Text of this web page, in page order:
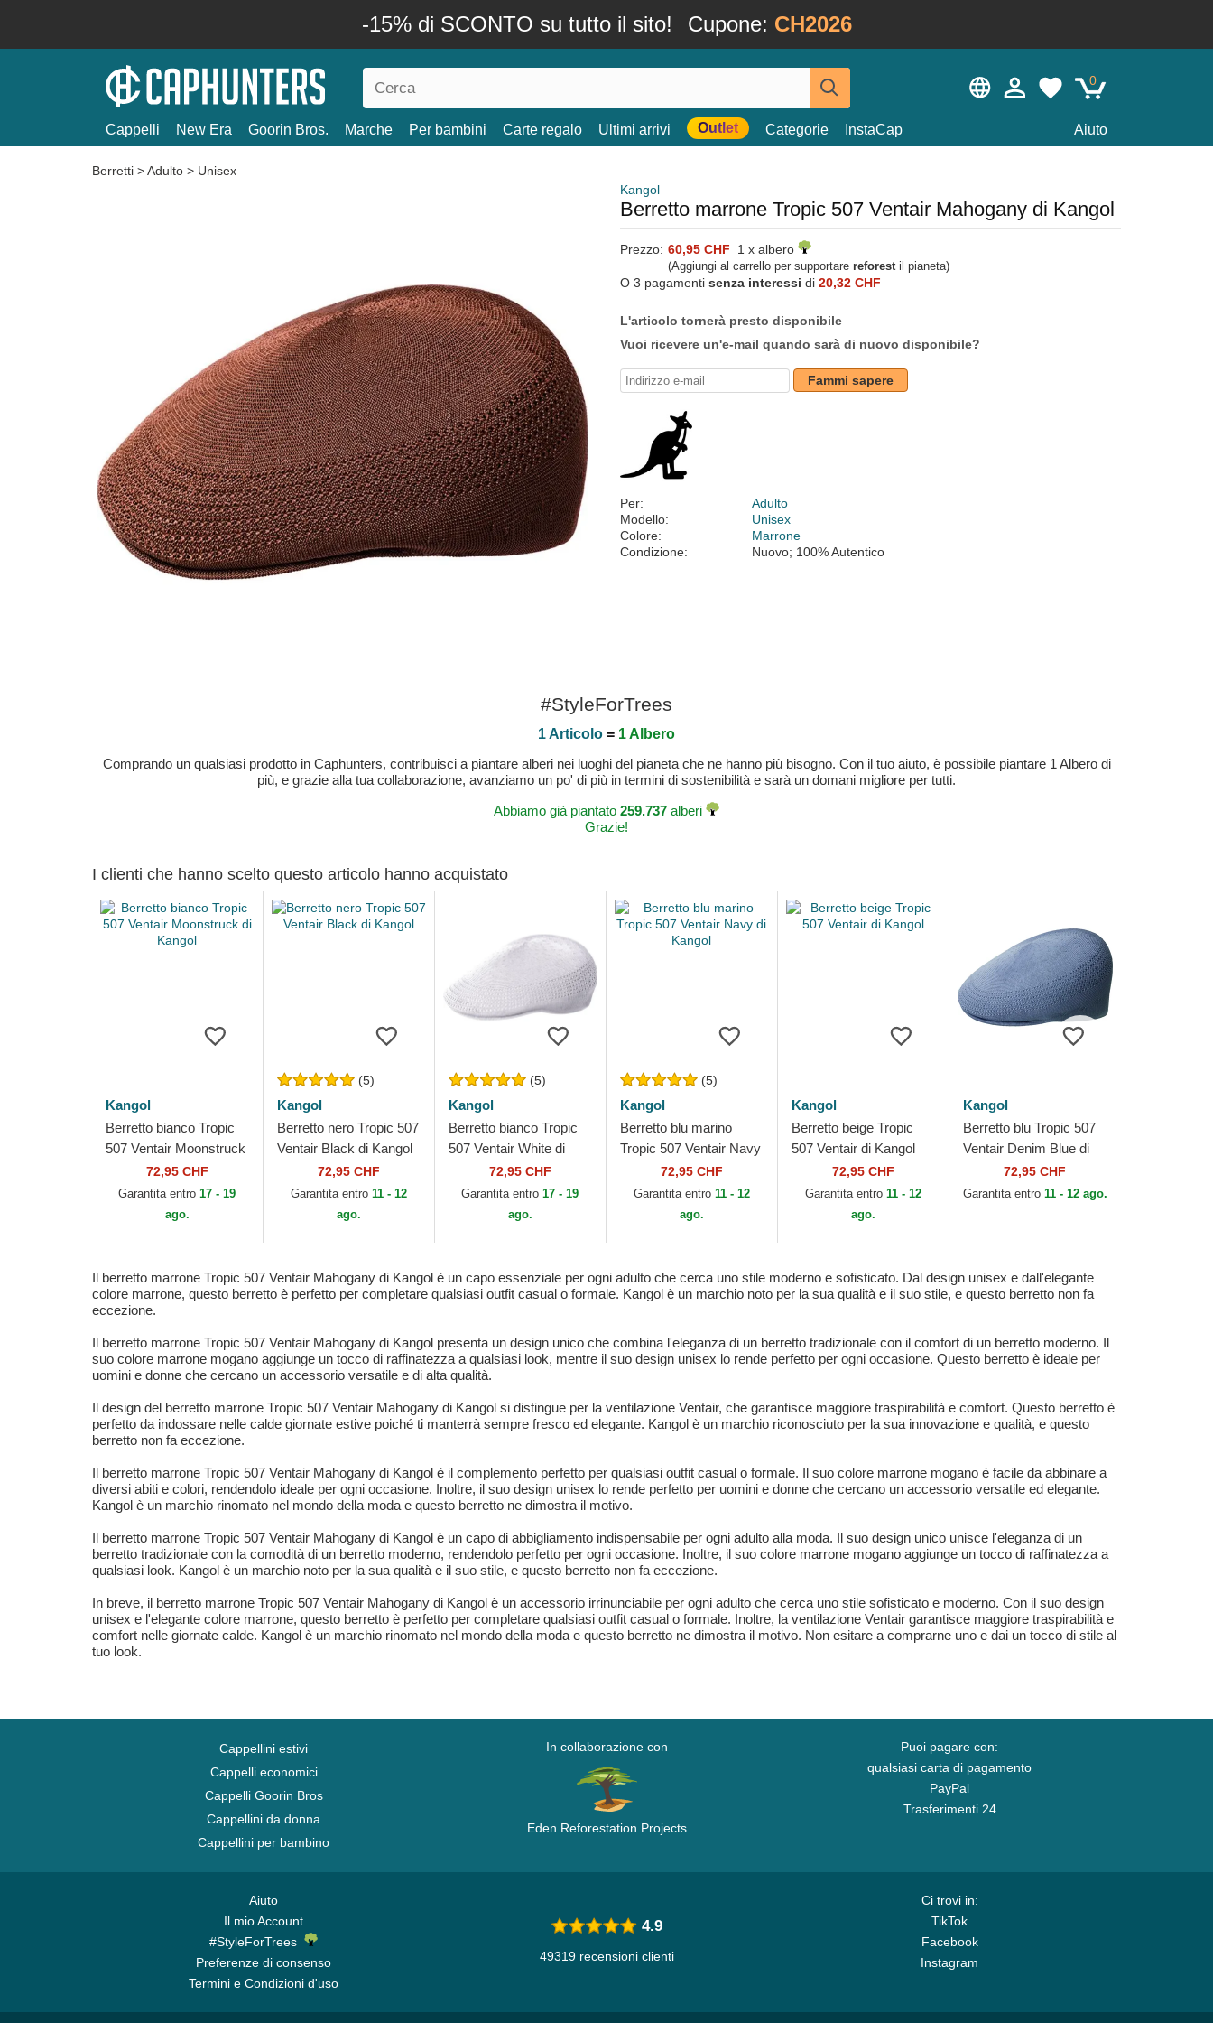
-15% di SCONTO su tutto il sito! Cupone: CH2026
0
Cappelli New Era Goorin Bros. Marche Per bambini Carte regalo Ultimi arrivi Outlet Categorie InstaCap Aiuto
Berretti >Adulto > Unisex
Kangol
Berretto marrone Tropic 507 Ventair Mahogany di Kangol
Prezzo: 60,95 CHF 1 x albero
(Aggiungi al carrello per supportare reforestil pianeta)
O 3 pagamenti senza interessi di 20,32 CHF
L'articolo tornerà presto disponibile
Vuoi ricevere un'e-mail quando sarà di nuovo disponibile?
Fammi sapere
Per:
Adulto
Modello:
Unisex
Colore:
Marrone
Condizione:
Nuovo; 100% Autentico
#StyleForTrees
1 Articolo = 1 Albero
Comprando un qualsiasi prodotto in Caphunters, contribuisci a piantare alberi nei luoghi del pianeta che ne hanno più bisogno. Con il tuo aiuto, è possibile piantare 1 Albero di
più, e grazie alla tua collaborazione, avanziamo un po' di più in termini di sostenibilità e sarà un domani migliore per tutti.
Abbiamo già piantato 259.737 alberi
Grazie!
I clienti che hanno scelto questo articolo hanno acquistato
Kangol
Berretto bianco Tropic
507 Ventair Moonstruck
di Kangol72,95 CHF
Garantita entro17 - 19
ago.
(5)
Kangol
Berretto nero Tropic 507
Ventair Black di Kangol
72,95 CHF
Garantita entro 11 - 12
ago.
(5)
Kangol
Berretto bianco Tropic
507 Ventair White di
72,95 CHF
Garantita entro17 - 19
ago.
(5)
Kangol
Berretto blu marino
Tropic 507 Ventair Navy
di Kangol72,95 CHF
Garantita entro 11 - 12
ago.
Kangol
Berretto beige Tropic
507 Ventair di Kangol
72,95 CHF
Garantita entro 11 - 12
ago.
Kangol
Berretto blu Tropic 507
Ventair Denim Blue di
72,95 CHF
Garantita entro 11 - 12 ago.
Il berretto marrone Tropic 507 Ventair Mahogany di Kangol è un capo essenziale per ogni adulto che cerca uno stile moderno e sofisticato. Dal design unisex e dall'elegante
colore marrone, questo berretto è perfetto per completare qualsiasi outfit casual o formale. Kangol è un marchio noto per la sua qualità e il suo stile, e questo berretto non fa
eccezione.
Il berretto marrone Tropic 507 Ventair Mahogany di Kangol presenta un design unico che combina l'eleganza di un berretto tradizionale con il comfort di un berretto moderno. Il
suo colore marrone mogano aggiunge un tocco di raffinatezza a qualsiasi look, mentre il suo design unisex lo rende perfetto per ogni occasione. Questo berretto è ideale per
uomini e donne che cercano un accessorio versatile e di alta qualità.
Il design del berretto marrone Tropic 507 Ventair Mahogany di Kangol si distingue per la ventilazione Ventair, che garantisce maggiore traspirabilità e comfort. Questo berretto è
perfetto da indossare nelle calde giornate estive poiché ti manterrà sempre fresco ed elegante. Kangol è un marchio riconosciuto per la sua innovazione e qualità, e questo
berretto non fa eccezione.
Il berretto marrone Tropic 507 Ventair Mahogany di Kangol è il complemento perfetto per qualsiasi outfit casual o formale. Il suo colore marrone mogano è facile da abbinare a
diversi abiti e colori, rendendolo ideale per ogni occasione. Inoltre, il suo design unisex lo rende perfetto per uomini e donne che cercano un accessorio versatile ed elegante.
Kangol è un marchio rinomato nel mondo della moda e questo berretto ne dimostra il motivo.
Il berretto marrone Tropic 507 Ventair Mahogany di Kangol è un capo di abbigliamento indispensabile per ogni adulto alla moda. Il suo design unico unisce l'eleganza di un
berretto tradizionale con la comodità di un berretto moderno, rendendolo perfetto per ogni occasione. Inoltre, il suo colore marrone mogano aggiunge un tocco di raffinatezza a
qualsiasi look. Kangol è un marchio noto per la sua qualità e il suo stile, e questo berretto non fa eccezione.
In breve, il berretto marrone Tropic 507 Ventair Mahogany di Kangol è un accessorio irrinunciabile per ogni adulto che cerca uno stile sofisticato e moderno. Con il suo design
unisex e l'elegante colore marrone, questo berretto è perfetto per completare qualsiasi outfit casual o formale. Inoltre, la ventilazione Ventair garantisce maggiore traspirabilità e
comfort nelle giornate calde. Kangol è un marchio rinomato nel mondo della moda e questo berretto ne dimostra il motivo. Non esitare a comprarne uno e dai un tocco di stile al
tuo look.
Cappellini estivi
Cappelli economici
Cappelli Goorin Bros
Cappellini da donna
Cappellini per bambino
In collaborazione con
Eden Reforestation Projects
Puoi pagare con:
qualsiasi carta di pagamento
PayPal
Trasferimenti 24
Aiuto
Il mio Account
#StyleForTrees
Preferenze di consenso
Termini e Condizioni d'uso
Ci trovi in:
TikTok
Facebook
Instagram
4.9
49319 recensioni clienti